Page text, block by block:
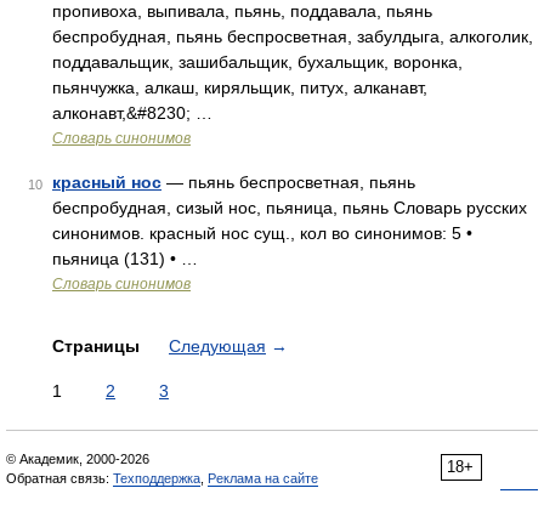
пропивоха, выпивала, пьянь, поддавала, пьянь
беспробудная, пьянь беспросветная, забулдыга, алкоголик,
поддавальщик, зашибальщик, бухальщик, воронка,
пьянчужка, алкаш, киряльщик, питух, алканавт,
алконавт,&#8230; …
Словарь синонимов
10 красный нос — пьянь беспросветная, пьянь
беспробудная, сизый нос, пьяница, пьянь Словарь русских
синонимов. красный нос сущ., кол во синонимов: 5 •
пьяница (131) • …
Словарь синонимов
Страницы Следующая →
1 2 3
18+
© Академик, 2000-2026
Обратная связь: Техподдержка Реклама на сайте